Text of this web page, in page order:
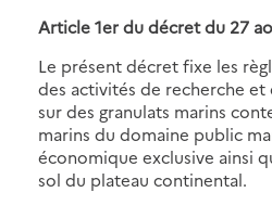
Article 1er du décret du 27
Le présent décret fixe les
des activités de recherche
sur des granulats marins
marins du domaine public
économique exclusive ainsi
sol du plateau continental.